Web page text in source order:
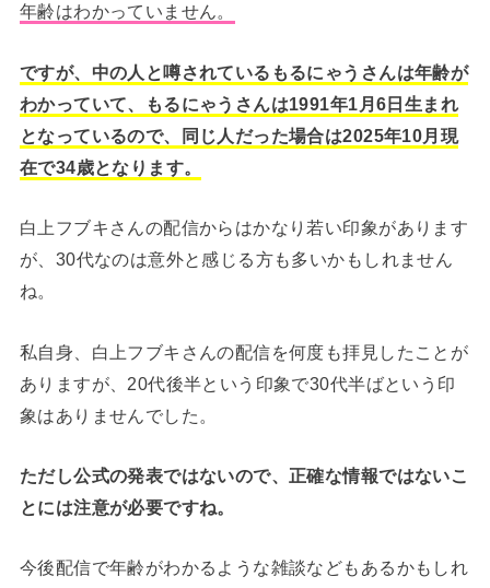
年齢はわかっていません。
ですが、中の人と噂されているもるにゃうさんは年齢が
わかっていて、もるにゃうさんは1991年1月6日生まれ
となっているので、同じ人だった場合は2025年10月現
在で34歳となります。
白上フブキさんの配信からはかなり若い印象があります
が、30代なのは意外と感じる方も多いかもしれません
ね。
私自身、白上フブキさんの配信を何度も拝見したことが
ありますが、20代後半という印象で30代半ばという印
象はありませんでした。
ただし公式の発表ではないので、正確な情報ではないこ
とには注意が必要ですね。
今後配信で年齢がわかるような雑談などもあるかもしれ